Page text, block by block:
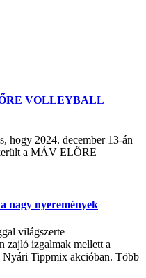
VOLLEYBALL
hogy 2024. december 13-án
a MÁV ELŐRE
nagy nyeremények
világszerte
zajló izgalmak mellett a
Nyári Tippmix akcióban. Több